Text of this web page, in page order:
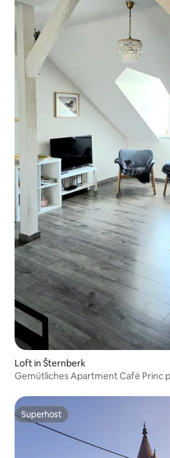
Loft in Šternberk
Gemütliches Apartment Café Princ
Superhost
Superhost